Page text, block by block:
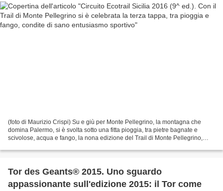
(foto di Maurizio Crispi) Su e giù per Monte Pellegrino, la montagna che
domina Palermo, si è svolta sotto una fitta pioggia, tra pietre bagnate e
scivolose, acqua e fango, la nona edizione del Trail di Monte Pellegrino,
Tor des Geants® 2015. Uno sguardo
appassionante sull'edizione 2015: il Tor come